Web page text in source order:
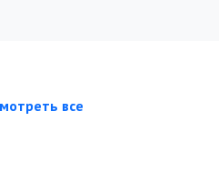
все